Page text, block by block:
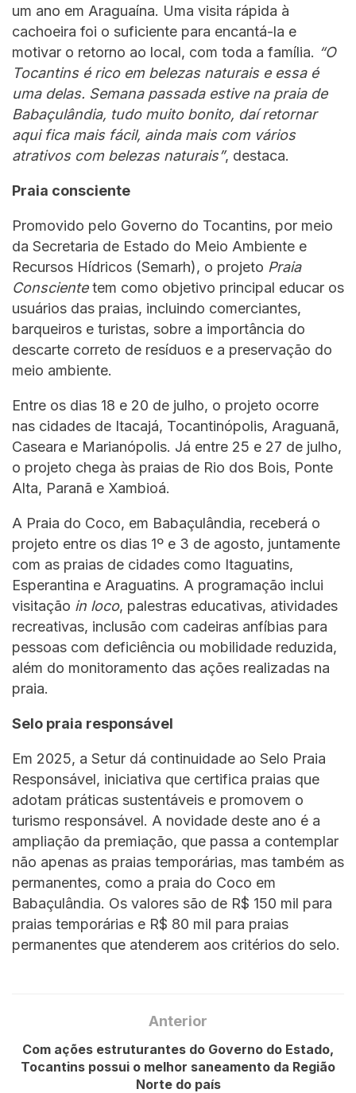
um ano em Araguaína. Uma visita rápida à
cachoeira foi o suficiente para encantá-la e
motivar o retorno ao local, com toda a família. “O
Tocantins é rico em belezas naturais e essa é
uma delas. Semana passada estive na praia de
Babaçulândia, tudo muito bonito, daí retornar
aqui fica mais fácil, ainda mais com vários
atrativos com belezas naturais”, destaca.
Praia consciente
Promovido pelo Governo do Tocantins, por meio
da Secretaria de Estado do Meio Ambiente e
Recursos Hídricos (Semarh), o projeto Praia
Conscientetem como objetivo principal educar os
usuários das praias, incluindo comerciantes,
barqueiros e turistas, sobre a importância do
descarte correto de resíduos e a preservação do
meio ambiente.
Entre os dias 18 e 20 de julho, o projeto ocorre
nas cidades de Itacajá, Tocantinópolis, Araguanã,
Caseara e Marianópolis. Já entre 25 e 27 de julho,
o projeto chega às praias de Rio dos Bois, Ponte
Alta, Paranã e Xambioá.
A Praia do Coco, em Babaçulândia, receberá o
projeto entre os dias 1º e 3 de agosto, juntamente
com as praias de cidades como Itaguatins,
Esperantina e Araguatins. A programação inclui
visitação in loco, palestras educativas, atividades
recreativas, inclusão com cadeiras anfíbias para
pessoas com deficiência ou mobilidade reduzida,
além do monitoramento das ações realizadas na
praia.
Selo praia responsável
Em 2025, a Setur dá continuidade ao Selo Praia
Responsável, iniciativa que certifica praias que
adotam práticas sustentáveis e promovem o
turismo responsável. A novidade deste ano é a
ampliação da premiação, que passa a contemplar
não apenas as praias temporárias, mas também as
permanentes, como a praia do Coco em
Babaçulândia. Os valores são de R$ 150 mil para
praias temporárias e R$ 80 mil para praias
permanentes que atenderem aos critérios do selo.
Anterior
Com ações estruturantes do Governo do Estado,
Tocantins possui o melhor saneamento da Região
Norte do país